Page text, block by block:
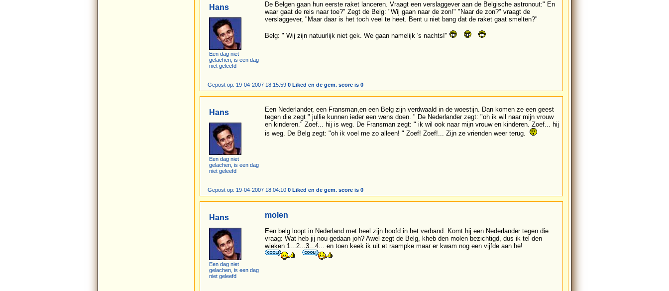
Hans
Een dag niet
gelachen, is een dag
niet geleefd
De Belgen gaan hun eerste raket lanceren. Vraagt een verslaggever aan de Belgische astronout:" En
waar gaat de reis naar toe?" Zegt de Belg: "Wij gaan naar de zon!" "Naar de zon?" vraagt de
verslaggever, "Maar daar is het toch veel te heet. Bent u niet bang dat de raket gaat smelten?"
Belg: " Wij zijn natuurlijk niet gek. We gaan namelijk 's nachts!"
Gepost op: 19-04-2007 18:15:59 0 Liked en de gem. score is 0
Hans
Een dag niet
gelachen, is een dag
niet geleefd
Een Nederlander, een Fransman,en een Belg zijn verdwaald in de woestijn. Dan komen ze een geest
tegen die zegt " jullie kunnen ieder een wens doen. " De Nederlander zegt: "oh ik wil naar mijn vrouw
en kinderen." Zoef... hij is weg. De Fransman zegt: " ik wil ook naar mijn vrouw en kinderen. Zoef... hij
is weg. De Belg zegt: "oh ik voel me zo alleen! " Zoef! Zoef!... Zijn ze vrienden weer terug.
Gepost op: 19-04-2007 18:04:10 0 Liked en de gem. score is 0
Hans
Een dag niet
gelachen, is een dag
niet geleefd
molen
Een belg loopt in Nederland met heel zijn hoofd in het verband. Komt hij een Nederlander tegen die
vraag: Wat heb jij nou gedaan joh? Awel zegt de Belg, kheb den molen bezichtigd, dus ik tel den
wieken 1...2...3...4... en toen keek ik uit et raampke maar er kwam nog een vijfde aan he!